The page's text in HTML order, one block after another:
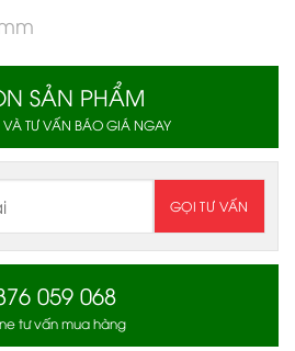
SẢN PHẨM
TƯ VẤN BÁO GIÁ NGAY
059 068
tư vấn mua hàng